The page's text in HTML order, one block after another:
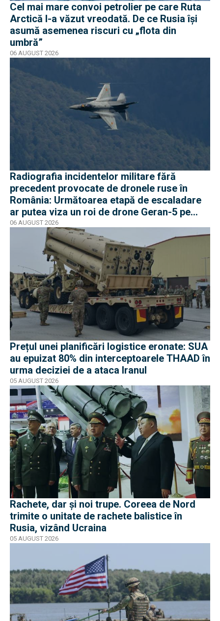
Cel mai mare convoi petrolier pe care Ruta
Arctică l-a văzut vreodată. De ce Rusia își
asumă asemenea riscuri cu „flota din
umbră”
06 AUGUST 2026
Radiografia incidentelor militare fără
precedent provocate de dronele ruse în
România: Următoarea etapă de escaladare
ar putea viza un roi de drone Geran-5 pe
direcția Galați-Reni
06 AUGUST 2026
Prețul unei planificări logistice eronate: SUA
au epuizat 80% din interceptoarele THAAD în
urma deciziei de a ataca Iranul
05 AUGUST 2026
Rachete, dar și noi trupe. Coreea de Nord
trimite o unitate de rachete balistice în
Rusia, vizând Ucraina
05 AUGUST 2026